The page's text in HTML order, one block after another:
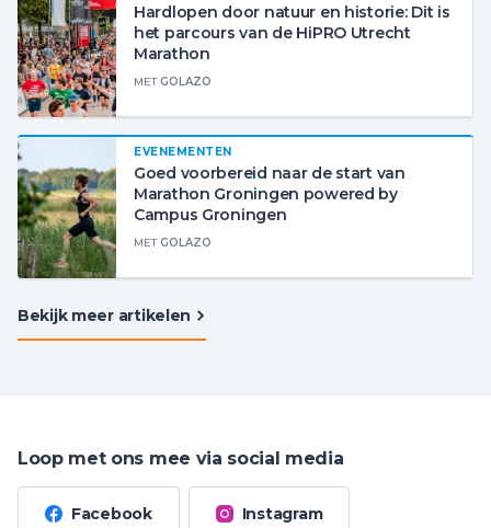
Hardlopen door natuur en historie: Dit is
het parcours van de HiPRO Utrecht
Marathon
METGOLAZO
EVENEMENTEN
Goed voorbereid naar de start van
Marathon Groningen powered by
Campus Groningen
METGOLAZO
Bekijk meer artikelen
Loop met ons mee via social media
Facebook Instagram